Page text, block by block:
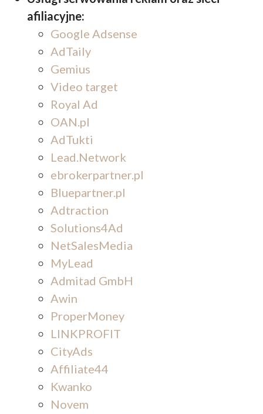
afiliacyjne:
Google Adsense
AdTaily
Gemius
Video target
Royal Ad
OAN.pl
AdTukti
Lead.Network
ebrokerpartner.pl
Bluepartner.pl
Adtraction
Solutions4Ad
NetSalesMedia
MyLead
Admitad GmbH
Awin
ProperMoney
LINKPROFIT
CityAds
Affiliate44
Kwanko
Novem